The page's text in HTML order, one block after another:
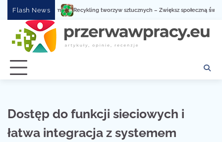
content
Flash News Recykling tworzyw sztucznych – Zwiększ społeczną
Dostęp do funkcji sieciowych i
łatwa integracja z systemem